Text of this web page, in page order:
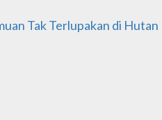
Tak Terlupakan di Hutan